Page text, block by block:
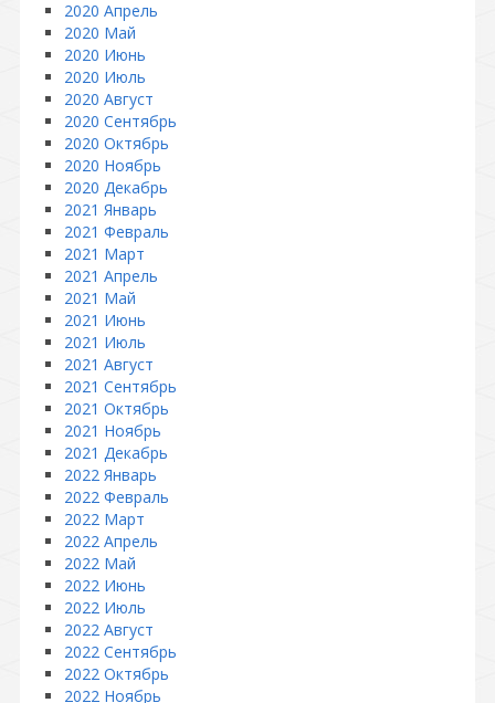
2020 Апрель
2020 Май
2020 Июнь
2020 Июль
2020 Август
2020 Сентябрь
2020 Октябрь
2020 Ноябрь
2020 Декабрь
2021 Январь
2021 Февраль
2021 Март
2021 Апрель
2021 Май
2021 Июнь
2021 Июль
2021 Август
2021 Сентябрь
2021 Октябрь
2021 Ноябрь
2021 Декабрь
2022 Январь
2022 Февраль
2022 Март
2022 Апрель
2022 Май
2022 Июнь
2022 Июль
2022 Август
2022 Сентябрь
2022 Октябрь
2022 Ноябрь